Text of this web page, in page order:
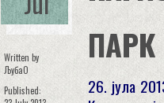
Written by
ЉубаО
Published:
ПАРК
26. јула